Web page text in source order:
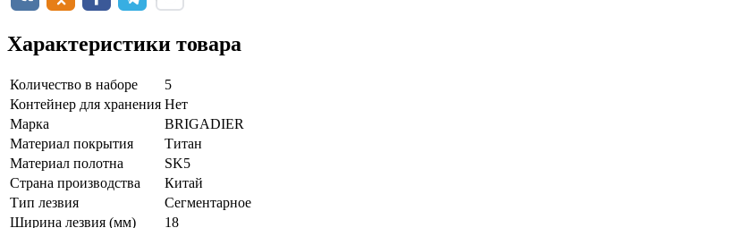
Характеристики товара
Количество в наборе
5
Контейнер для хранения Нет
Марка
BRIGADIER
Материал покрытия
Титан
Материал полотна
SK5
Страна производства
Китай
Тип лезвия
Сегментарное
Ширина лезвия (мм)
18